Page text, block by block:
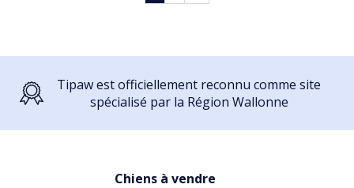
Tipaw est officiellement reconnu comme site
spécialisé par la Région Wallonne
Chiens à vendre